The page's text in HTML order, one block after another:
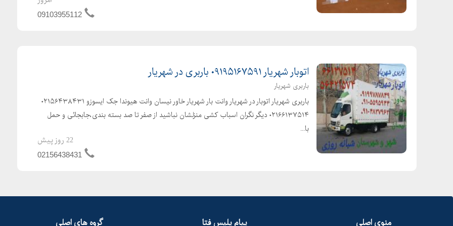
09103955112
اتوبار شهریار ۰۹۱۹۵۱۶۷۵۹۱ باربری در شهریار
باربری شهریار
باربری شهریار اتوبار در شهریار وانت بار شهریار خاور نیسان وانت هیوندا جک ایسوزو ۰۲۱۵۶۴۳۸۴۳۱
۰۲۱۶۶۱۳۷۵۱۴ دیگر نگران اسباب کشی منزلشان نباشید از صفر تا صد بسته بندی،جابجائی و حمل
با...
22 روز پیش
02156438431
منوی اصلی پیام پلیس فتا گروه های اصلی